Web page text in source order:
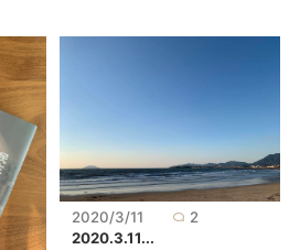
2020/3/11
2
2020.3.11...